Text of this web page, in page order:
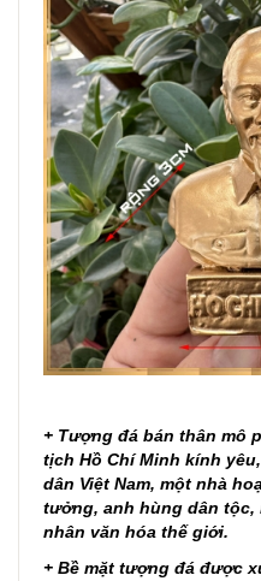
+ Tượng đá bán thân mô
tịch Hồ Chí Minh kính
dân Việt Nam, một nhà
tưởng, anh hùng dân tộc,
nhân văn hóa thế giới.
+ Bề mặt tượng đá được